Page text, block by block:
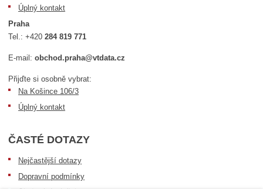
Úplný kontakt
Praha
Tel.:+420284 819 771
E-mail:obchod.praha@vtdata.cz
Přijďte si osobně vybrat:
Na Košince 106/3
Úplný kontakt
ČASTÉ DOTAZY
Nejčastější dotazy
Dopravní podmínky